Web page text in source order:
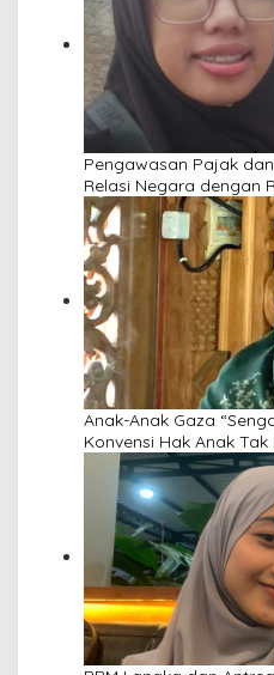
Pengawasan Pajak
Relasi Negara dengan
Anak-Anak Gaza
Konvensi Hak Anak